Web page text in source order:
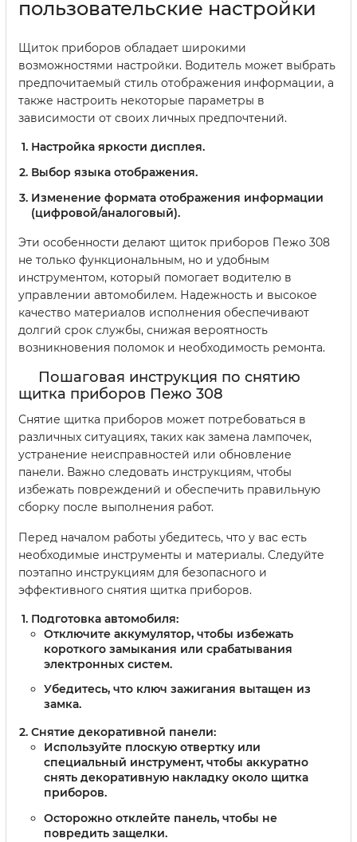
пользовательские настройки
Щиток приборов обладает широкими
возможностями настройки. Водитель может выбрать
предпочитаемый стиль отображения информации, а
также настроить некоторые параметры в
зависимости от своих личных предпочтений.
Настройка яркости дисплея.
Выбор языка отображения.
Изменение формата отображения информации
(цифровой/аналоговый).
Эти особенности делают щиток приборов Пежо 308
не только функциональным, но и удобным
инструментом, который помогает водителю в
управлении автомобилем. Надежность и высокое
качество материалов исполнения обеспечивают
долгий срок службы, снижая вероятность
возникновения поломок и необходимость ремонта.
Пошаговая инструкция по снятию
щитка приборов Пежо 308
Снятие щитка приборов может потребоваться в
различных ситуациях, таких как замена лампочек,
устранение неисправностей или обновление
панели. Важно следовать инструкциям, чтобы
избежать повреждений и обеспечить правильную
сборку после выполнения работ.
Перед началом работы убедитесь, что у вас есть
необходимые инструменты и материалы. Следуйте
поэтапно инструкциям для безопасного и
эффективного снятия щитка приборов.
Подготовка автомобиля:
Отключите аккумулятор, чтобы избежать
короткого замыкания или срабатывания
электронных систем.
Убедитесь, что ключ зажигания вытащен из
замка.
Снятие декоративной панели:
Используйте плоскую отвертку или
специальный инструмент, чтобы аккуратно
снять декоративную накладку около щитка
приборов.
Осторожно отклейте панель, чтобы не
повредить защелки.